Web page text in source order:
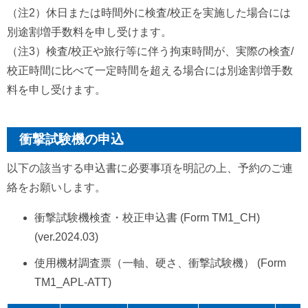
（注2）休日または時間外に検査/校正を実施した場合には
別途割増手数料を申し受けます。
（注3）検査/校正や旅行等に伴う拘束時間が、実際の検査/
校正時間に比べて一定時間を超える場合には別途割増手数
料を申し受けます。
衝撃試験機の申込
以下の該当する申込書に必要事項を明記の上、予約のご連
絡をお願いします。
衝撃試験機検査・校正申込書 (Form TM1_CH)
(ver.2024.03)
使用機材調査票（一軸、硬さ、衝撃試験機） (Form
TM1_APL-ATT)